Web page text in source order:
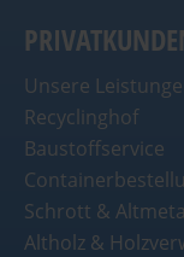
Unsere
Recyclinghof
Baustoffservice
Schrott &
Altholz &